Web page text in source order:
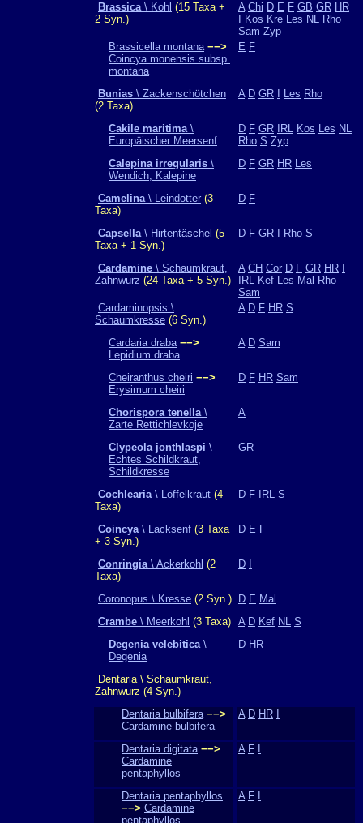
Brassica\ Kohl (15 Taxa +
2 Syn.)
A Chi D E F GB GR HR
Kos Kre Les NL Rho
Sam Zyp
Brassicella montana −−>
Coincya monensis subsp.
montana
E F
Bunias \ Zackenschötchen
(2 Taxa)
A D GR Les Rho
Cakile maritima\
Europäischer Meersenf
D F GR IRL Kos Les NL
Rho S Zyp
Calepina irregularis \
Wendich, Kalepine
D F GR HR Les
Camelina\ Leindotter (3
Taxa)
D F
Capsella\ Hirtentäschel (5
Taxa + 1 Syn.)
D F GR Rho S
Cardamine \ Schaumkraut,
Zahnwurz (24 Taxa + 5 Syn.)
A CH Cor D F GR HR
IRL Kef Les Mal Rho
Sam
Cardaminopsis \
Schaumkresse (6 Syn.)
A D F HR S
Cardaria draba −−>
Lepidium draba
A D Sam
Cheiranthus cheiri −−>
Erysimum cheiri
D F HR Sam
Chorispora tenella\
Zarte Rettichlevkoje
A
Clypeola jonthlaspi \
Echtes Schildkraut,
Schildkresse
GR
Cochlearia\ Löffelkraut (4
Taxa)
D F IRL S
Coincya\ Lacksenf (3 Taxa
+ 3 Syn.)
D E F
Conringia\ Ackerkohl (2
Taxa)
D
Coronopus \ Kresse (2 Syn.) D E Mal
Crambe \ Meerkohl (3 Taxa) A D Kef NL S
Degenia velebitica\
Degenia
D HR
Dentaria \ Schaumkraut,
Zahnwurz (4 Syn.)
Dentaria bulbifera −−>
Cardamine bulbifera
A D HR
Dentaria digitata −−>
Cardamine
pentaphyllos
A F
Dentaria pentaphyllos
−−> Cardamine
pentaphyllos
A F